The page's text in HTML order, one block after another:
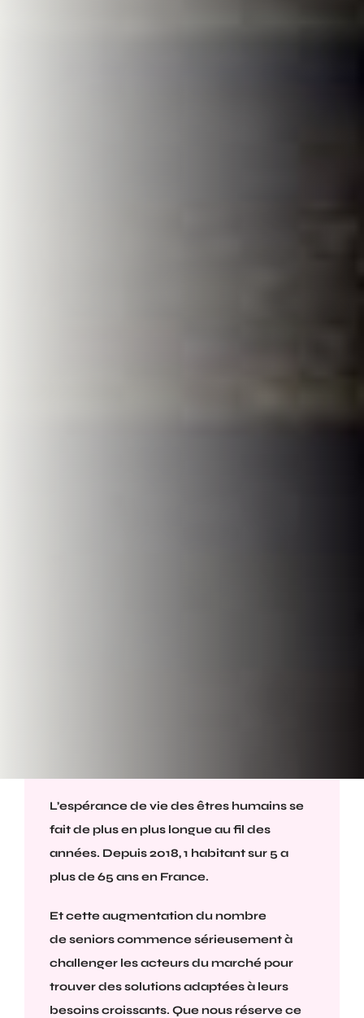
L’espérance de vie des êtres humains se
fait de plus en plus longue au fil des
années. Depuis 2018, 1 habitant sur 5 a
plus de 65 ans en France.
Et cette augmentation du nombre
de seniors commence sérieusement à
challenger les acteurs du marché pour
trouver des solutions adaptées à leurs
besoins croissants. Que nous réserve ce